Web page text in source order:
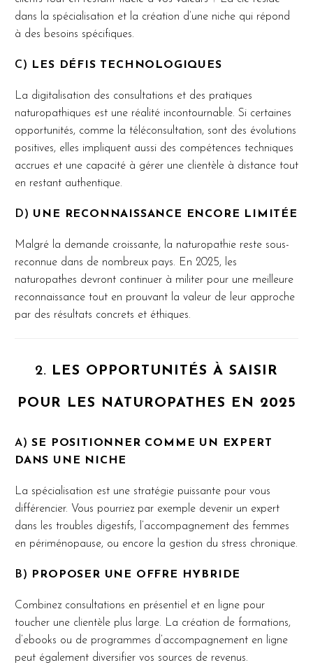
dans la spécialisation et la création d’une niche qui répond
à des besoins spécifiques.
C) LES DÉFIS TECHNOLOGIQUES
La digitalisation des consultations et des pratiques
naturopathiques est une réalité incontournable. Si certaines
opportunités, comme la téléconsultation, sont des évolutions
positives, elles impliquent aussi des compétences techniques
accrues et une capacité à gérer une clientèle à distance tout
en restant authentique.
D) UNE RECONNAISSANCE ENCORE LIMITÉE
Malgré la demande croissante, la naturopathie reste sous-
reconnue dans de nombreux pays. En 2025, les
naturopathes devront continuer à militer pour une meilleure
reconnaissance tout en prouvant la valeur de leur approche
par des résultats concrets et éthiques.
2. LES OPPORTUNITÉS À SAISIR
POUR LES NATUROPATHES EN 2025
A)SE POSITIONNER COMME UN EXPERT
DANS UNE NICHE
La spécialisation est une stratégie puissante pour vous
différencier. Vous pourriez par exemple devenir un expert
dans les troubles digestifs, l’accompagnement des femmes
en périménopause, ou encore la gestion du stress chronique.
B) PROPOSER UNE OFFRE HYBRIDE
Combinez consultations en présentiel et en ligne pour
toucher une clientèle plus large. La création de formations,
d’ebooks ou de programmes d’accompagnement en ligne
peut également diversifier vos sources de revenus.